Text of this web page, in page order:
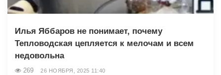
Илья Яббаров не понимает, почему
Тепловодская цепляется к мелочам и всем
недовольна
269 26 НОЯБРЯ, 2025 11:40